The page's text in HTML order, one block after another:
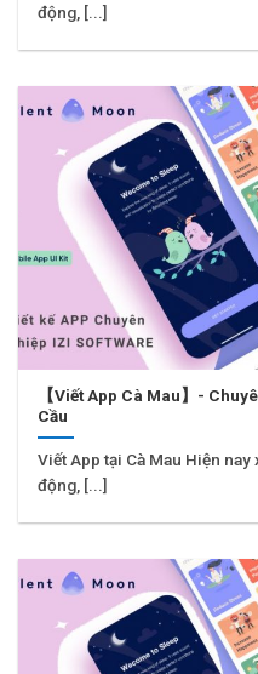
động, [...]
【Viết App Cà Mau】-
Cầu
Viết App tại Cà Mau Hiện
động, [...]